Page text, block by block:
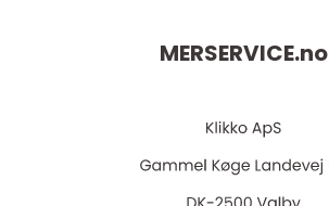
MERSERVICE.no